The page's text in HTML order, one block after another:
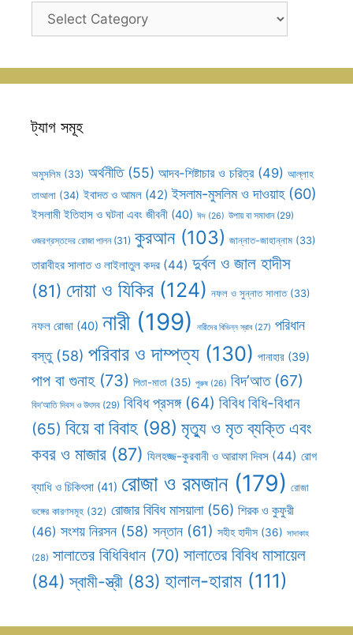
ক্যাটাগরি
ট্যাগ সমূহ
অমুসলিম (33) অর্থনীতি(55) আদব-শিষ্টাচার ও চরিত্র(49) আল্লাহ
তাআলা (34) ইবাদত ও আমল (42) ইসলাম-মুসলিম ও দাওয়াহ(60)
ইসলামী ইতিহাস ও ঘটনা এবং জীবনী (40) ঈদ (26) উপায় বা সমাধান(29)
ওজরগ্রস্তদের রোজা পালন(31) কুরআন(103) জান্নাত-জাহান্নাম (33)
তারাবীহর সালাত ও লাইলাতুল কদর (44) দুর্বল ও জাল হাদীস
(81) দোয়া ও যিকির (124) নফল ও সুন্নাত সালাত(33)
নফল রোজা (40) নারী(199) নারীদের বিভিন্ন স্রাব(27) পরিধান
বস্তু(58) পরিবার ও দাম্পত্য (130) পানাহার (39)
পাপ বা গুনাহ(73) পিতা-মাতা (35) পুরুষ (26) বিদ’আত(67)
বিদ’আতি দিবস ও উৎসব (29) বিবিধ প্রসঙ্গ(64) বিবিধ বিধি-বিধান
(65) বিয়ে বা বিবাহ (98) মৃত্যু ও মৃত ব্যক্তি এবং
কবর ও মাজার (87) যিলহজ্জ-কুরবানী ও আরাফা দিবস (44) রোগ
ব্যাধি ও চিকিৎসা (41) রোজা ও রমজান(179) রোজা
ভঙ্গের কারণসমূহ (32) রোজার বিবিধ মাসয়ালা(56) শিরক ও কুফুরী
(46) সংশয় নিরসন (58) সন্তান (61) সহীহ হাদীস (36) সাদাকাহ
(28) সালাতের বিধিবিধান (70) সালাতের বিবিধ মাসায়েল
(84) স্বামী-স্ত্রী (83) হালাল-হারাম (111)